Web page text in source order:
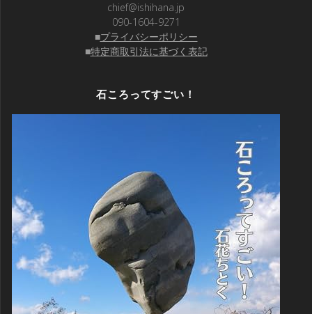
chief@ishihana.jp
090-1604-9271
■プライバシーポリシー
■特定商取引法に基づく表記
石ころってすごい！